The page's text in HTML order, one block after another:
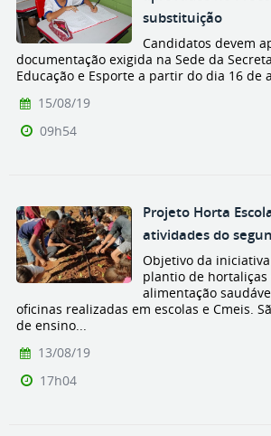
substituição
Candidatos devem
documentação exigida na Sede da
Educação e Esporte a partir do dia 16 de
15/08/19
09h54
Projeto Horta
atividades do
Objetivo da
plantio de
alimentação
oficinas realizadas em escolas e Cmeis.
de ensino...
13/08/19
17h04